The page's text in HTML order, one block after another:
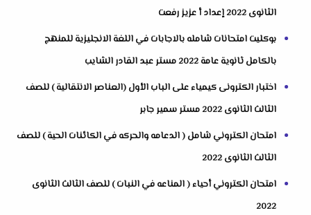
الثانوى 2022 إعداد أ عزيز رفعت
بوكليت امتحانات شامله بالاجابات في اللغة الانجليزية للمنهج
بالكامل ثانوية عامة 2022 مستر عبد القادر الشايب
اختبار الكترونى كيمياء على الباب الأول (العناصر الانتقالية ) للصف
الثالث الثانوى 2022 مستر سمير جابر
امتحان الكتروني شامل ( الدعامه والحركه في الكائنات الحية ) للصف
الثالث الثانوى 2022
امتحان الكتروني أحياء ( المناعه في النبات ) للصف الثالث الثانوى
2022